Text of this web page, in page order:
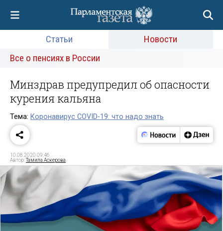
Статьи
Новости
Все о пенсиях в России
Минздрав предупредил об опасности
курения кальяна
Тема: Коронавирус COVID-19: что надо знать
10.08.2020 09:46
Автор:Тамила Аскерова